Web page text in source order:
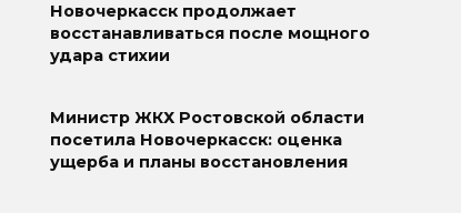
Новочеркасск продолжает
восстанавливаться после мощного
удара стихии
Министр ЖКХ Ростовской области
посетила Новочеркасск: оценка
ущерба и планы восстановления